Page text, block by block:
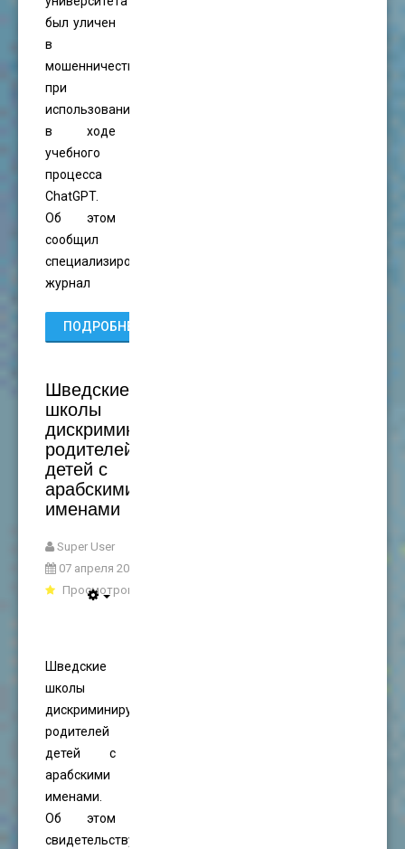
был уличен
в
мошенничестве
при
использовании
в ходе
учебного
процесса
ChatGPT.
Об этом
сообщил
специализированный
журнал
ПОДРОБНЕЕ...
Шведские
школы
дискриминируют
родителей
детей с
арабскими
именами
Super User
07 апреля 2022
Просмотров: 4202
Шведские
школы
дискриминируют
родителей
детей с
арабскими
именами.
Об этом
свидетельствуют